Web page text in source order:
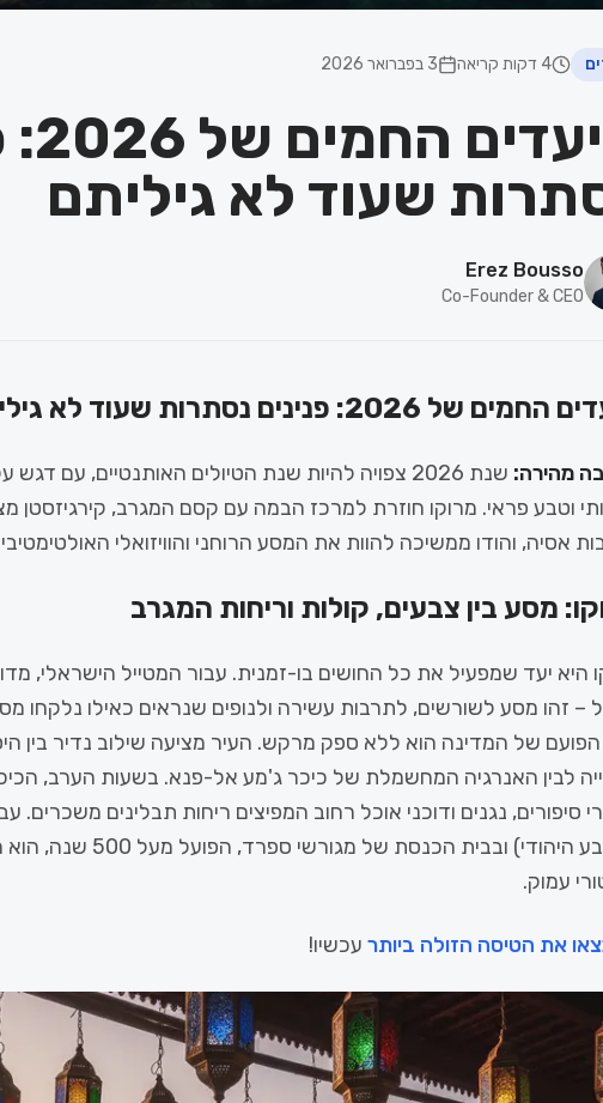
4 דקות קריאה 3 בפברואר 2026
שעוד לא גיליתם
Erez Bousso
Co-Founder & CEO
של 2026: פנינים נסתרות שעוד לא גיליתם
מהירה:
שנת 2026 צפויה להיות שנת הטיולים האותנטיים, עם
וטבע פראי. מרוקו חוזרת למרכז הבמה עם קסם המגרב,
אסיה, והודו ממשיכה להוות את המסע הרוחני והוויזואלי
מסע בין צבעים, קולות וריחות המגרב
היא יעד שמפעיל את כל החושים בו-זמנית. עבור המטייל הישראלי,
– זהו מסע לשורשים, לתרבות עשירה ולנופים שנראים כאילו נלקחו
של המדינה הוא ללא ספק מרקש. העיר מציעה שילוב נדיר בין
לבין האנרגיה המחשמלת של כיכר ג'מע אל-פנא. בשעות הערב,
סיפורים, נגנים ודוכני אוכל רחוב המפיצים ריחות תבלינים משכרים.
(הרובע היהודי) ובבית
עמוק.
את הטיסה הזולה ביותר עכשיו!